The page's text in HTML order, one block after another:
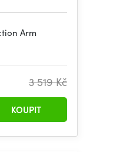
Arm
3 519 Kč
KOUPIT